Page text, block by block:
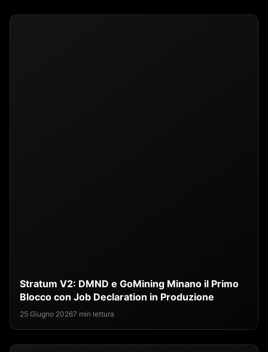
Stratum V2: DMND e GoMining Minano il Primo
Blocco con Job Declaration in Produzione
25 Giugno 20267 min lettura